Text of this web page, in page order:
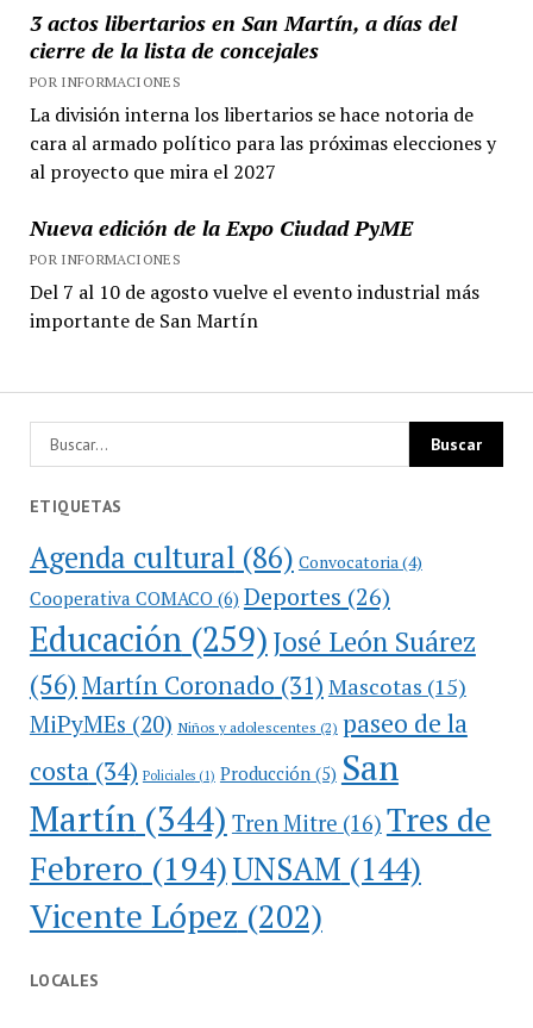
3 actos libertarios en San Martín, a días del
cierre de la lista de concejales
POR INFORMACIONES
La división interna los libertarios se hace notoria de
cara al armado político para las próximas elecciones y
al proyecto que mira el 2027
Nueva edición de la Expo Ciudad PyME
POR INFORMACIONES
Del 7 al 10 de agosto vuelve el evento industrial más
importante de San Martín
ETIQUETAS
Agenda cultural (86) Convocatoria (4)
Cooperativa COMACO(6) Deportes (26)
Educación(259)José León Suárez
(56)Martín Coronado (31) Mascotas (15)
MiPyMEs (20) Niños y adolescentes (2) paseo de la
costa(34) Policiales(1) Producción(5) San
Martín(344) Tren Mitre (16) Tres de
Febrero (194)UNSAM (144)
Vicente López (202)
LOCALES